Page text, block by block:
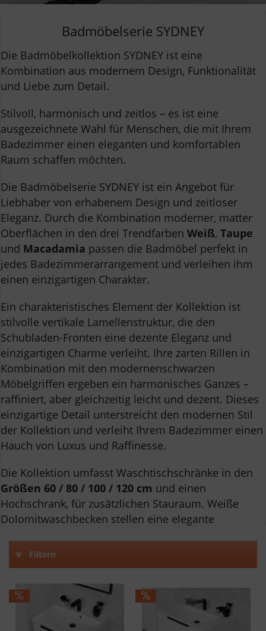
Badmöbelserie SYDNEY
Die Badmöbelkollektion SYDNEY ist eine
Kombination aus modernem Design, Funktionalität
und Liebe zum Detail.
Stilvoll, harmonisch und zeitlos – es ist eine
ausgezeichnete Wahl für Menschen, die mit Ihrem
Badezimmer einen eleganten und komfortablen
Raum schaffen möchten.
Die Badmöbelserie SYDNEY ist ein Angebot für
Liebhaber von erhabenem Design und zeitloser
Eleganz. Durch die Kombination moderner, matter
Oberflächen in den drei Trendfarben Weiß, Taupe
und Macadamia passen die Badmöbel perfekt in
jedes Badezimmerarrangement und verleihen ihm
einen einzigartigen Charakter.
Ein charakteristisches Element der Kollektion ist
stilvolle vertikale Lamellenstruktur, die den
Schubladen-Fronten eine dezente Eleganz und
einzigartigen Charme verleiht. Ihre zarten Rillen in
Kombination mit den modernenschwarzen
Möbelgriffen ergeben ein harmonisches Ganzes –
raffiniert, aber gleichzeitig leicht und dezent. Dieses
einzigartige Detail unterstreicht den modernen Stil
der Kollektion und verleiht Ihrem Badezimmer einen
Hauch von Luxus und Raffinesse.
Die Kollektion umfasst Waschtischschränke in den
Größen 60 / 80 / 100 / 120 cm und einen
Hochschrank, für zusätzlichen Stauraum. Weiße
Dolomitwaschbecken stellen eine elegante
Langlebigkeit und ein ästhetisches Erscheinungsbild.
Jedes Element der Sydney-Kollektion wurde mit Blick
auf den Bedienkomfort entworfen. Der geräuschlose
Schließmechanismus der Schubladen und Türen
sorgt für ein sanftes und geräuschloses Schließen
und erhöht den Komfort im täglichen Gebrauch.
Filtern